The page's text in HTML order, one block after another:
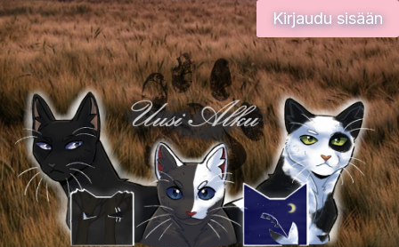
Siirry
sisältöön
Kirjaudu sisään